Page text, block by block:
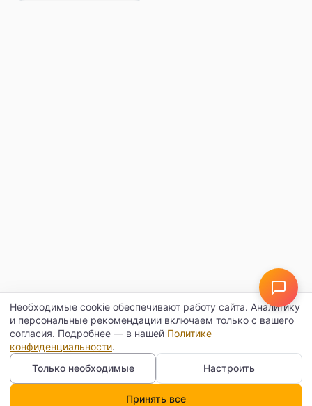
Необходимые cookie обеспечивают работу сайта. Аналитику
и персональные рекомендации включаем только с вашего
согласия. Подробнее — в нашей Политике
конфиденциальности.
Только необходимые
Настроить
Принять все